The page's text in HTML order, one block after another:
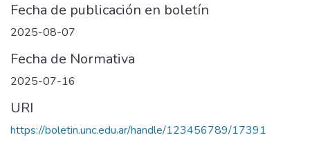
Fecha de publicación en boletín
2025-08-07
Fecha de Normativa
2025-07-16
URI
https://boletin.unc.edu.ar/handle/123456789/17391